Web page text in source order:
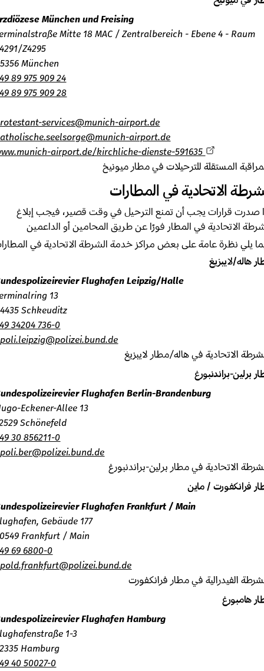
Erzdiözese München und Freising
Terminalstraße Mitte 18 MAC / Zentralbereich - Ebene 4 - Raum
Z4291/Z4295
85356 München
+49 89 975 909 24
+49 89 975 909 28
protestant-services@munich-airport.de
katholische.seelsorge@munich-airport.de
www.munich-airport.de/kirchliche-dienste-591635
المستقلة للترحيلات في مطار ميونيخ
الاتحادية في المطارات
قرارات يجب أن تمنع الترحيل في وقت قصير، فيجب إبلاغ
الاتحادية في المطار فورًا عن طريق المحامين أو الداعمين
يلي نظرة عامة على بعض مراكز خدمة الشرطة الاتحادية في المطارات
لايبزيغ
Bundespolizeirevier Flughafen Leipzig/Halle
Terminalring 13
04435 Schkeuditz
+49 34204 736-0
bpoli.leipzig@polizei.bund.de
الاتحادية في هاله/مطار لايبزيغ
براندنبورغ
Bundespolizeirevier Flughafen Berlin-Brandenburg
Hugo-Eckener-Allee 13
12529 Schönefeld
+49 30 856211-0
bpoli.ber@polizei.bund.de
الاتحادية في مطار برلين-براندنبورغ
فرانكفورت / ماين
Bundespolizeirevier Flughafen Frankfurt / Main
Flughafen, Gebäude 177
60549 Frankfurt / Main
+49 69 6800-0
bpold.frankfurt@polizei.bund.de
الفيدرالية في مطار فرانكفورت
هامبورغ
Bundespolizeirevier Flughafen Hamburg
Flughafenstraße 1-3
22335 Hamburg
+49 40 50027-0